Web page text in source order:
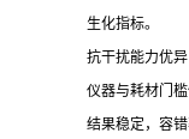
生化指标。
抗干扰能力优
仪器与耗材门
结果稳定，容